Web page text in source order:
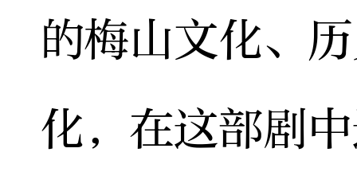
的梅山文化、
化，在这部剧